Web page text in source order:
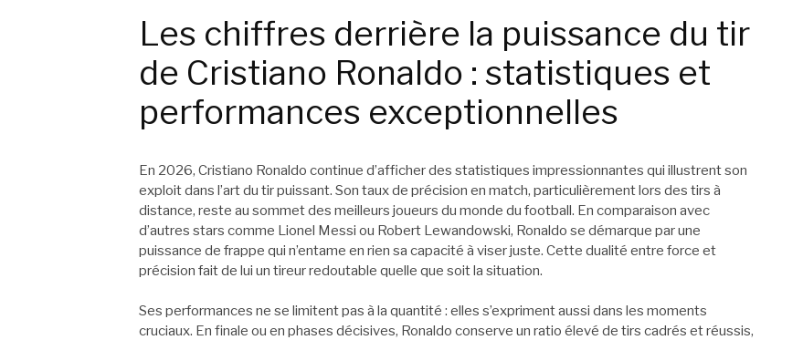
Les chiffres derrière la puissance du tir
de Cristiano Ronaldo : statistiques et
performances exceptionnelles
En 2026, Cristiano Ronaldo continue d’afficher des statistiques impressionnantes qui illustrent son
exploit dans l’art du tir puissant. Son taux de précision en match, particulièrement lors des tirs à
distance, reste au sommet des meilleurs joueurs du monde du football. En comparaison avec
d’autres stars comme Lionel Messi ou Robert Lewandowski, Ronaldo se démarque par une
puissance de frappe qui n’entame en rien sa capacité à viser juste. Cette dualité entre force et
précision fait de lui un tireur redoutable quelle que soit la situation.
Ses performances ne se limitent pas à la quantité : elles s’expriment aussi dans les moments
cruciaux. En finale ou en phases décisives, Ronaldo conserve un ratio élevé de tirs cadrés et réussis,